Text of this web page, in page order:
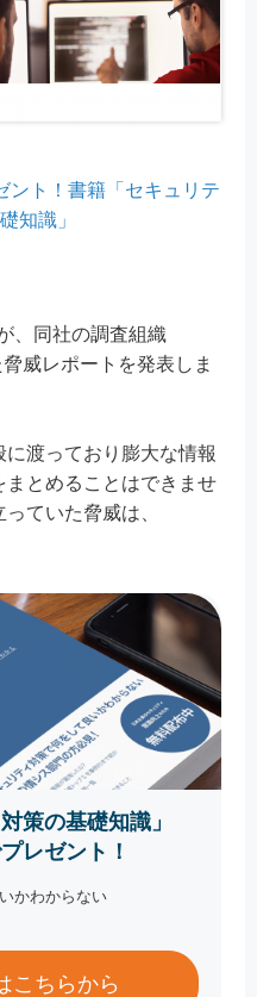
ント！書籍「セキュリテ
知識」
、同社の調査組織
威レポートを発表しま
渡っており膨大な情報
とめることはできませ
ていた脅威は、
策の基礎知識」
レゼント！
かわからない
こちらから